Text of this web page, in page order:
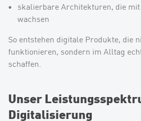
skalierbare Architekturen, die
wachsen
So entstehen digitale Produkte, die
funktionieren, sondern im Alltag
schaffen.
Unser
Digitalisierung